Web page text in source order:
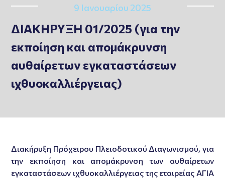
9 Ιανουαρίου 2025
ΔΙΑΚΗΡΥΞΗ 01/2025 (για την
εκποίηση και απομάκρυνση
αυθαίρετων εγκαταστάσεων
ιχθυοκαλλιέργειας)
Διακήρυξη Πρόχειρου Πλειοδοτικού Διαγωνισμού, για
την εκποίηση και απομάκρυνση των αυθαίρετων
εγκαταστάσεων ιχθυοκαλλιέργειας της εταιρείας ΑΓΙΑ